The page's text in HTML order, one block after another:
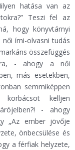
hatása van az
Teszi fel az
hogy könyvtárnyi
írni-olvasni tudás
összefüggés
- ahogy a női
más esetekben,
semmiképpen
kelljen
- ahogy
„Az ember jövője
önbecsülése és
a férfiak helyzete,